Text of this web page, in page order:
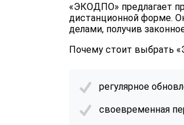
«ЭКОДПО» предлагает
дистанционной форме.
делами, получив
Почему стоит выбрать
регулярное
своевременная